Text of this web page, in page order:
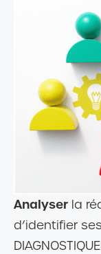
Analyser la
d’identifier